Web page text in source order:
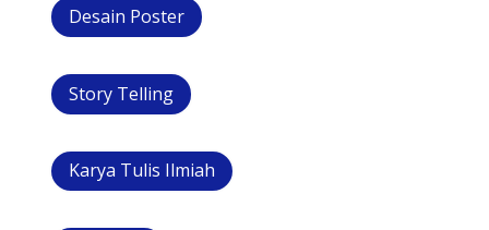
Desain Poster
Story Telling
Karya Tulis Ilmiah